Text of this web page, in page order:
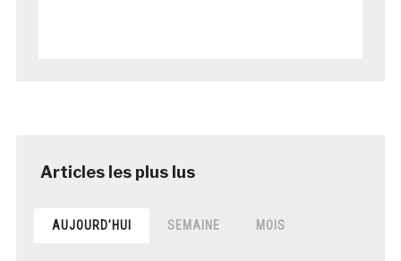
AUJOURD’HUI SEMAINE MOIS